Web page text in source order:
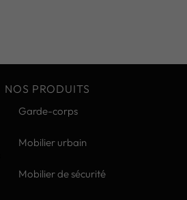
NOS PRODUITS
Garde-corps
Mobilier urbain
Mobilier de sécurité